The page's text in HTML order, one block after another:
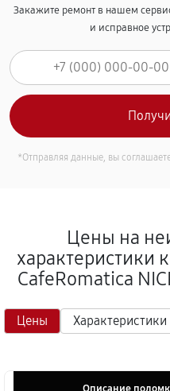
Закажите ремонт в нашем
и исправное
*Отправляя данные, вы
Цены на
CafeRomatica
Цены Характеристики